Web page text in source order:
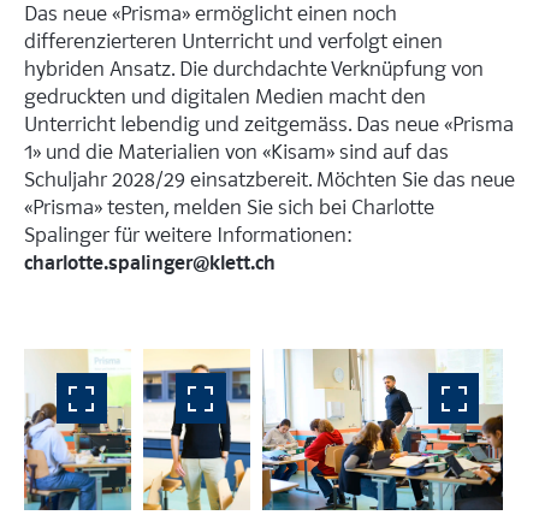
Das neue «Prisma» ermöglicht einen noch
differenzierteren Unterricht und verfolgt einen
hybriden Ansatz. Die durchdachte Verknüpfung von
gedruckten und digitalen Medien macht den
Unterricht lebendig und zeitgemäss. Das neue «Prisma
1» und die Materialien von «Kisam» sind auf das
Schuljahr 2028/29 einsatzbereit. Möchten Sie das neue
«Prisma» testen, melden Sie sich bei Charlotte
Spalinger für weitere Informationen:
charlotte.spalinger@klett.ch